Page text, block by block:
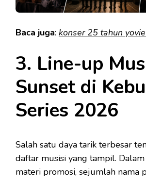
Baca juga: konser 25 tahun
3. Line-up
Sunset di
Series 2026
Salah satu daya tarik terbesar
daftar musisi yang tampil.
materi promosi, sejumlah nama